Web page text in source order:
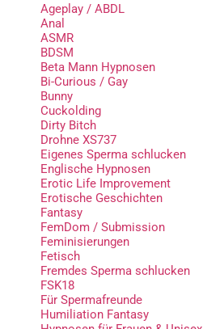
Ageplay / ABDL
Anal
ASMR
BDSM
Beta Mann Hypnosen
Bi-Curious / Gay
Bunny
Cuckolding
Dirty Bitch
Drohne XS737
Eigenes Sperma schlucken
Englische Hypnosen
Erotic Life Improvement
Erotische Geschichten
Fantasy
FemDom / Submission
Feminisierungen
Fetisch
Fremdes Sperma schlucken
FSK18
Für Spermafreunde
Humiliation Fantasy